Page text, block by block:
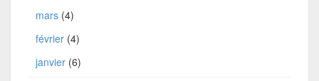
mars (4)
février (4)
janvier (6)